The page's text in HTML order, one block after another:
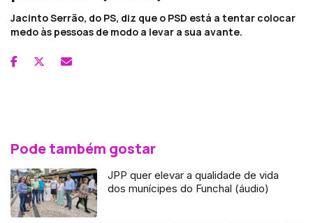
Jacinto Serrão, do PS, diz que o PSD está a tentar colocar
medo às pessoas de modo a levar a sua avante.
Pode também gostar
JPP quer elevar a qualidade de vida
dos munícipes do Funchal (áudio)